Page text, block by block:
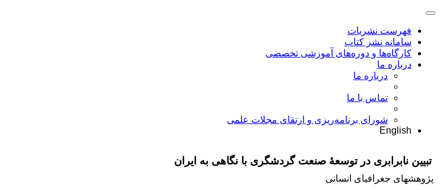
فهرست نشریات
سامانه نشر کتاب
کارگاه‌ها و دوره‌های آموزشی تخصصی
درباره ما
درباره ما
تماس با ما
شورای برنامه‌ریزی و ارتقای مجلات علمی
English
تبیین نابرابری در توسعۀ صنعت گردشگری با نگاهی به ایران
پژوهشهای جغرافیای انسانی